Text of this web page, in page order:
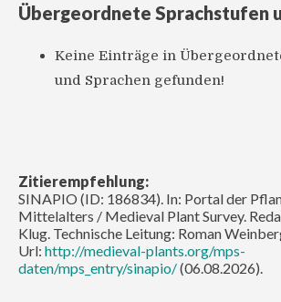
Übergeordnete Sprachstufen
Keine Einträge in
und Sprachen gefunden!
Zitierempfehlung:
SINAPIO (ID: 186834). In: Portal der
Mittelalters / Medieval Plant Survey.
Klug. Technische Leitung: Roman
Url: http://medieval-plants.org/mps-
daten/mps_entry/sinapio/(06.08.2026).